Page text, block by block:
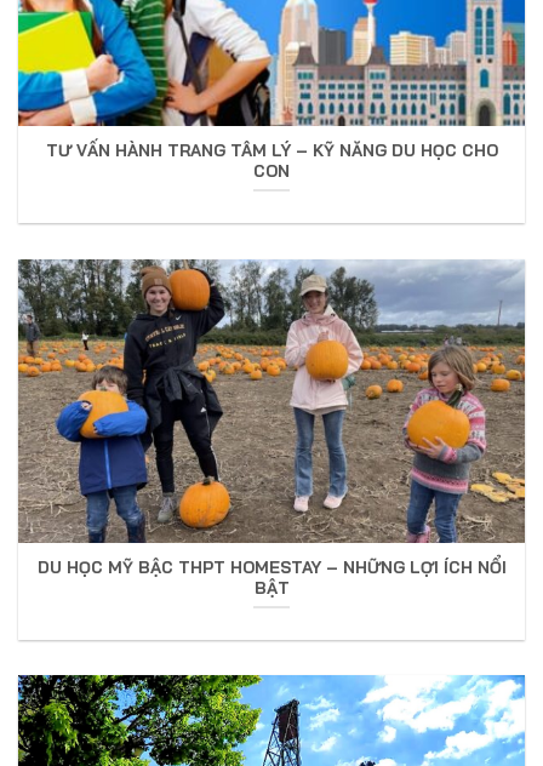
TƯ VẤN HÀNH TRANG TÂM LÝ – KỸ NĂNG DU HỌC CHO
CON
DU HỌC MỸ BẬC THPT HOMESTAY – NHỮNG LỢI ÍCH NỔI
BẬT